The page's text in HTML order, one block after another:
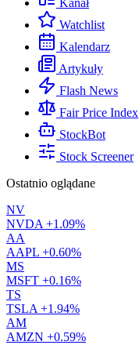
Kanał
Watchlist
Kalendarz
Artykuły
Flash News
Fair Price Index
StockBot
Stock Screener
Ostatnio oglądane
NV
NVDA +1.09%
AA
AAPL +0.60%
MS
MSFT +0.16%
TS
TSLA +1.94%
AM
AMZN +0.59%